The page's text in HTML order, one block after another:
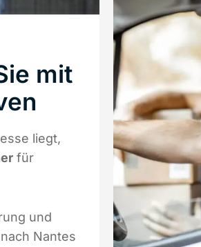
mit
liegt,
für
und
Nantes